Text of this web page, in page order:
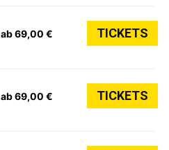
ab 69,00 € TICKETS
ab 69,00 € TICKETS